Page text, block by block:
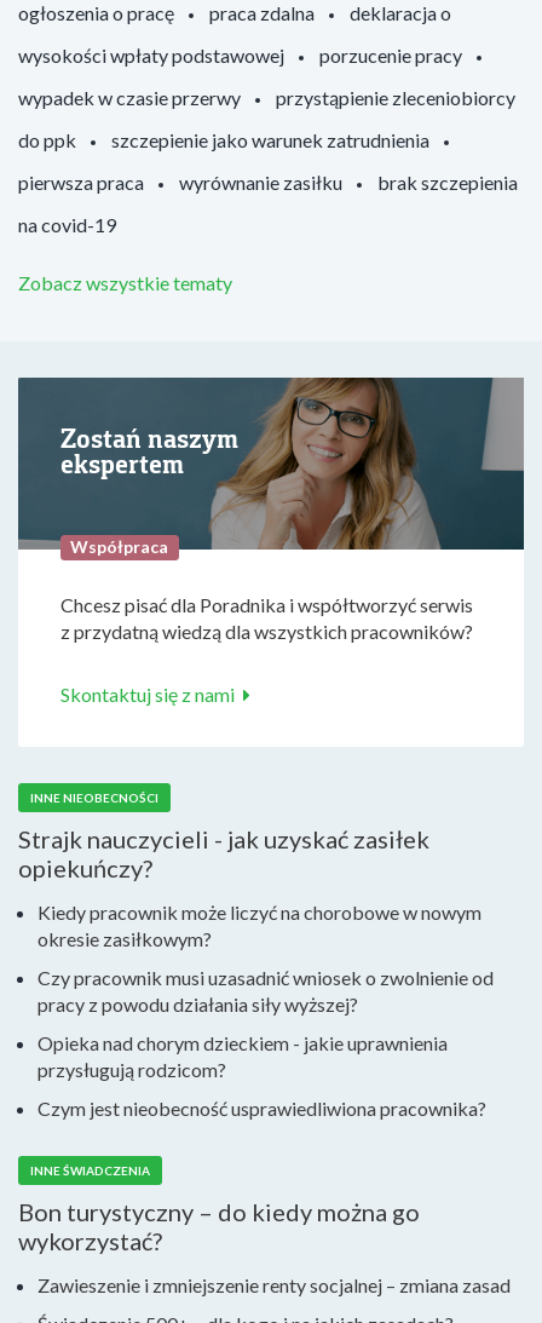
ogłoszenia o pracę praca zdalna
deklaracja o
wysokości wpłaty podstawowej
porzucenie pracy
wypadek w czasie przerwy
przystąpienie zleceniobiorcy
do ppk
szczepienie jako warunek zatrudnienia
pierwsza praca
wyrównanie zasiłku
brak szczepienia
na covid-19
Zobacz wszystkie tematy
Zostań naszym
ekspertem
Współpraca
Chcesz pisać dla Poradnika i współtworzyć serwis
z przydatną wiedzą dla wszystkich pracowników?
Skontaktuj się z nami
INNE NIEOBECNOŚCI
Strajk nauczycieli - jak uzyskać zasiłek
opiekuńczy?
Kiedy pracownik może liczyć na chorobowe w nowym
okresie zasiłkowym?
Czy pracownik musi uzasadnić wniosek o zwolnienie od
pracy z powodu działania siły wyższej?
Opieka nad chorym dzieckiem - jakie uprawnienia
przysługują rodzicom?
Czym jest nieobecność usprawiedliwiona pracownika?
INNE ŚWIADCZENIA
Bon turystyczny – do kiedy można go
wykorzystać?
Zawieszenie i zmniejszenie renty socjalnej – zmiana zasad